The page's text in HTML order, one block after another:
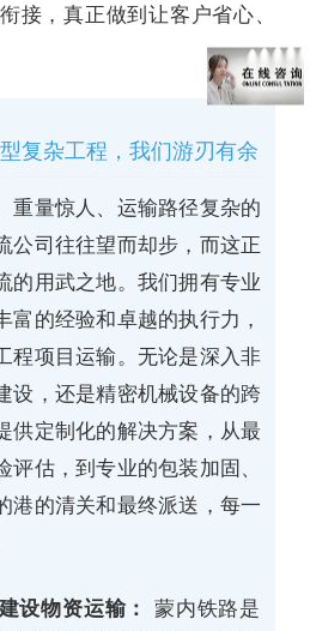
接，真正做到让客户省心、
复杂工程，我们游刃有余
重量惊人、运输路径复杂的
公司往往望而却步，而这正
的用武之地。我们拥有专业
富的经验和卓越的执行力，
程项目运输。无论是深入非
设，还是精密机械设备的跨
供定制化的解决方案，从最
评估，到专业的包装加固、
港的清关和最终派送，每一
设物资运输： 蒙内铁路是